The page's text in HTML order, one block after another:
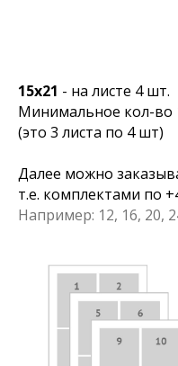
15х21 - на листе 4 шт.
Минимальное кол-во
(это 3 листа по 4 шт)
Далее можно
т.е. комплектами по
Например: 12, 16, 20,